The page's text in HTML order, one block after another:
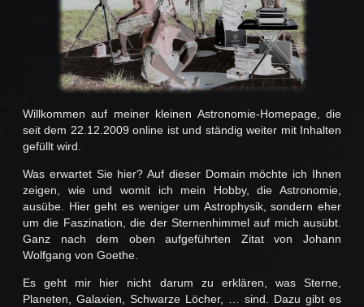
Willkommen auf meiner kleinen Astronomie-Homepage, die
seit dem 22.12.2009 online ist und ständig weiter mit Inhalten
gefüllt wird.
Was erwartet Sie hier? Auf dieser Domain möchte ich Ihnen
zeigen, wie und womit ich mein Hobby, die Astronomie,
ausübe. Hier geht es weniger um Astrophysik, sondern eher
um die Faszination, die der Sternenhimmel auf mich ausübt.
Ganz nach dem oben aufgeführten Zitat von Johann
Wolfgang von Goethe.
Es geht mir hier nicht darum zu erklären, was Sterne,
Planeten, Galaxien, Schwarze Löcher, … sind. Dazu gibt es